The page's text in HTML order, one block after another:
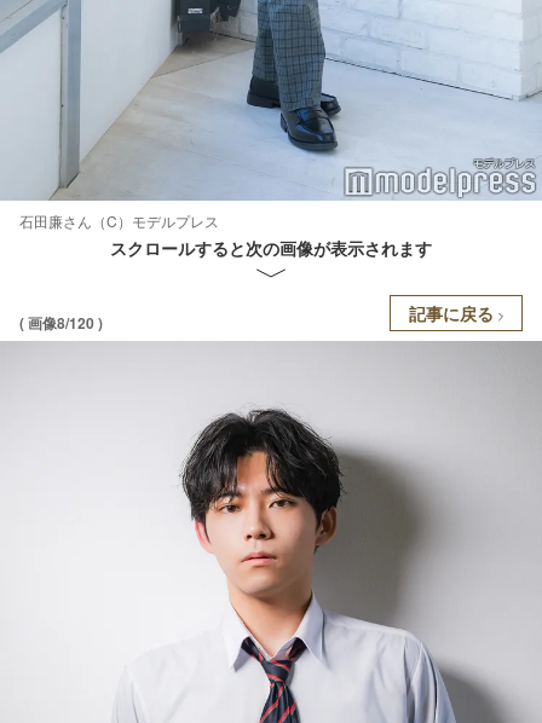
石田廉さん（C）モデルプレス
スクロールすると次の画像が表示されます
( 画像8/120 ) 記事に戻る